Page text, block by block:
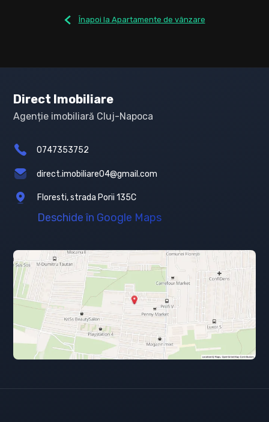
Înapoi la Apartamente de vânzare
Direct Imobiliare
Agenție imobiliară Cluj-Napoca
0747353752
direct.imobiliare04@gmail.com
Floresti, strada Porii 135C
Deschide în Google Maps